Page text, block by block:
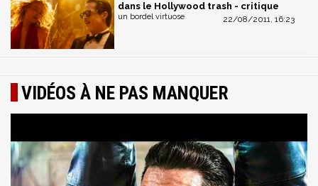
dans le Hollywood trash - critique
22/08/2011, 16:23
un bordel virtuose
VIDÉOS À NE PAS MANQUER